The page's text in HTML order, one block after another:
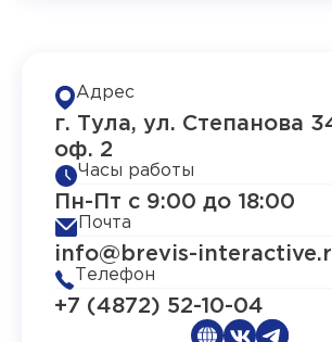
Адрес
г. Тула, ул. Степанова
оф. 2
Часы работы
Пн-Пт с 9:00 до 18:00
Почта
info@brevis-
Телефон
+7 (4872) 52-10-04